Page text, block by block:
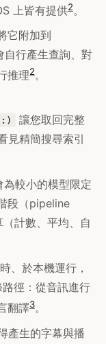
上皆有提供2。
它附加到
自行產生查詢、對
推理2。
讓您取回完整
見精簡搜尋索引
較小的模型限定
段（pipeline
計數、平均、自
、於本機運行，
徑：從音訊進行
翻譯3。
產生的字幕與播